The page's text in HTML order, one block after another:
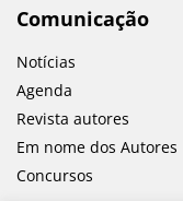
Comunicação
Notícias
Agenda
Revista autores
Em nome dos Autores
Concursos